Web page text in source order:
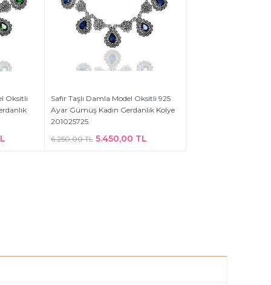
Oksitli
Safir Taşlı Damla Model Oksitli 925
Ayar Gümüş Kadın Gerdanlık Kolye
201025725
6.250,00 TL 5.450,00 TL